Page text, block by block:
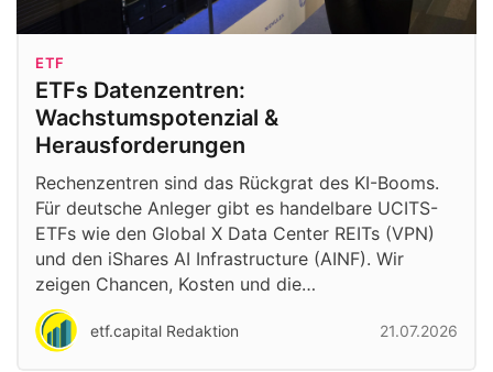
ETF
ETFs Datenzentren:
Wachstumspotenzial &
Herausforderungen
Rechenzentren sind das Rückgrat des KI-Booms.
Für deutsche Anleger gibt es handelbare UCITS-
ETFs wie den Global X Data Center REITs (VPN)
und den iShares AI Infrastructure (AINF). Wir
zeigen Chancen, Kosten und die…
etf.capital Redaktion 21.07.2026